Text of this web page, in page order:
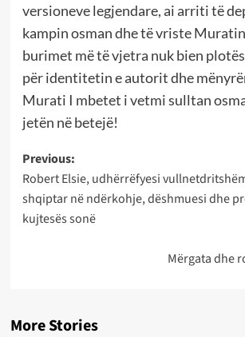
versioneve legjendare, ai arriti të
kampin osman dhe të vriste
burimet më të vjetra nuk bien
për identitetin e autorit dhe
Murati I mbetet i vetmi sulltan
jetën në betejë!
Post
navigation
Previous:
Robert Elsie, udhërrëfyesi
shqiptar në ndërkohje, dëshmuesi dhe
kujtesës sonë
Mërgata dhe
More Stories